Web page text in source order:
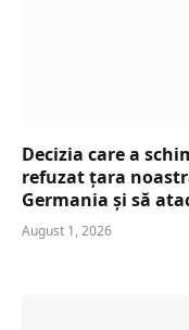
Decizia care a
refuzat țara
Germania și să
August 1, 2026